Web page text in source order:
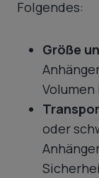
Folgendes:
Größe
oder